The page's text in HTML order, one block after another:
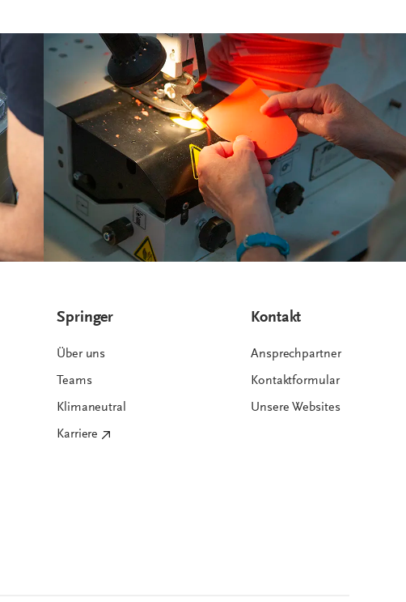
Springer
Über uns
Teams
Klimaneutral
Karriere
Kontakt
Ansprechpartner
Kontaktformular
Unsere Websites